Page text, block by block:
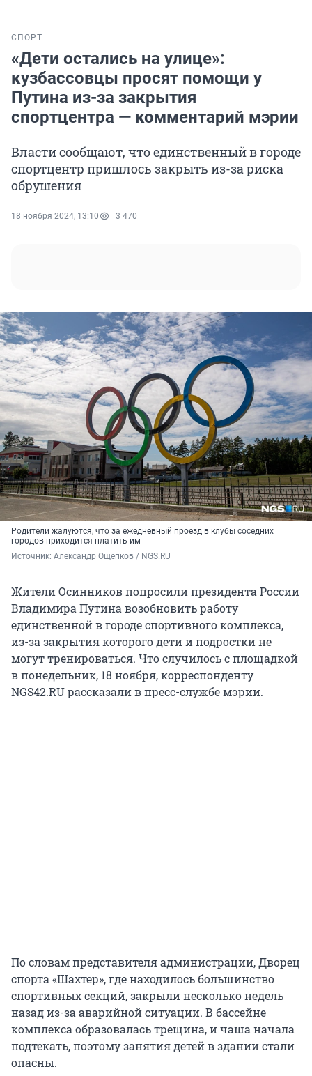
СПОРТ
«Дети остались на улице»:
кузбассовцы просят помощи у
Путина из-за закрытия
спортцентра — комментарий мэрии
Власти сообщают, что единственный в городе
спортцентр пришлось закрыть из-за риска
обрушения
18 ноября 2024, 13:10 3 470
Родители жалуются, что за ежедневный проезд в клубы соседних
городов приходится платить им
Источник: Александр Ощепков / NGS.RU
Жители Осинников попросили президента России
Владимира Путина возобновить работу
единственной в городе спортивного комплекса,
из-за закрытия которого дети и подростки не
могут тренироваться. Что случилось с площадкой
в понедельник, 18 ноября, корреспонденту
NGS42.RU рассказали в пресс-службе мэрии.
По словам представителя администрации, Дворец
спорта «Шахтер», где находилось большинство
спортивных секций, закрыли несколько недель
назад из-за аварийной ситуации. В бассейне
комплекса образовалась трещина, и чаша начала
подтекать, поэтому занятия детей в здании стали
опасны.